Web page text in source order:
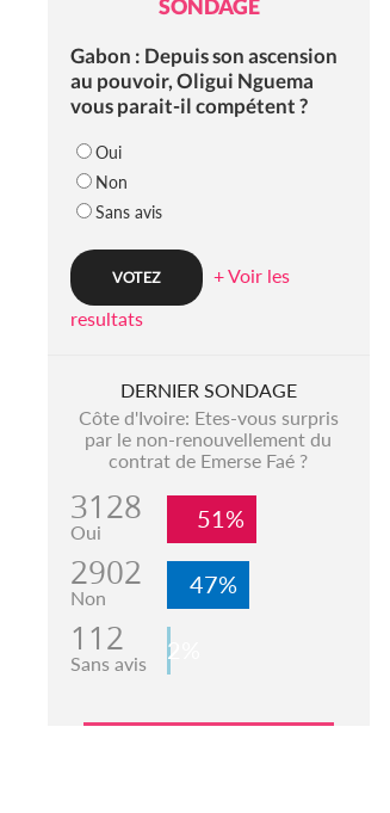
SONDAGE
Gabon : Depuis son ascension
au pouvoir, Oligui Nguema
vous parait-il compétent ?
Oui
Non
Sans avis
+ Voir les
resultats
DERNIER SONDAGE
Côte d'Ivoire: Etes-vous surpris
par le non-renouvellement du
contrat de Emerse Faé ?
3128
Oui 51%
2902
Non 47%
112
Sans avis 2%